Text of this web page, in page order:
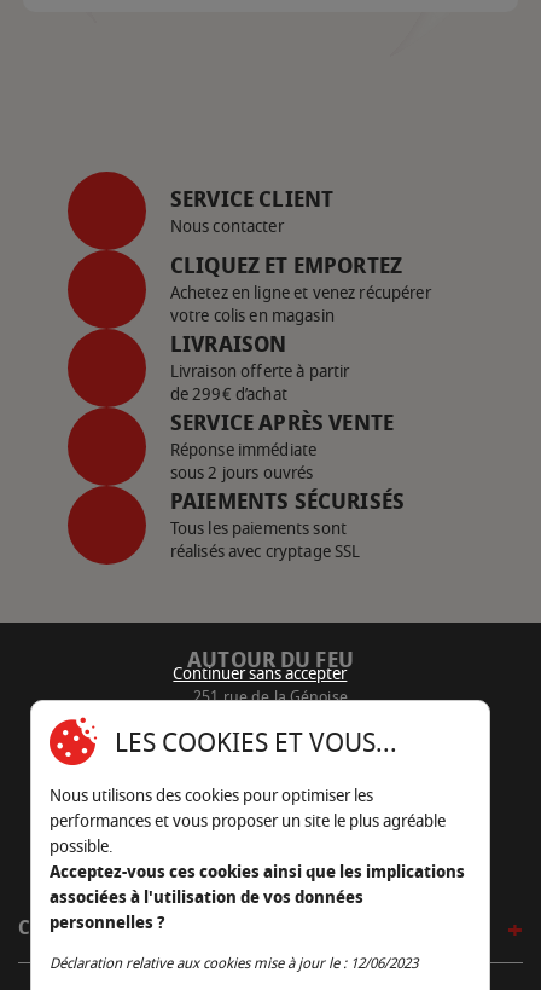
SERVICE CLIENT
Nous contacter
CLIQUEZ ET EMPORTEZ
Achetez en ligne et venez récupérer
votre colis en magasin
LIVRAISON
Livraison offerte à partir
de 299€ d’achat
SERVICE APRÈS VENTE
Réponse immédiate
sous 2 jours ouvrés
PAIEMENTS SÉCURISÉS
Tous les paiements sont
réalisés avec cryptage SSL
AUTOUR DU FEU
251 rue de la Génoise
05 45 22 98 09
Nous envoyer un e-mail
CÔTÉ OUTDOOR
Continuer sans accepter
LES COOKIES ET VOUS...
Nous utilisons des cookies pour optimiser les
performances et vous proposer un site le plus agréable
possible.
Acceptez-vous ces cookies ainsi que les implications
associées à l'utilisation de vos données
personnelles ?
Déclaration relative aux cookies mise à jour le : 12/06/2023
Continuer sans accepter